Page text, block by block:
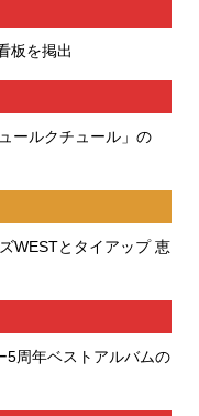
板を掲出
ールクチュール」の
WESTとタイアップ 恵
5周年ベストアルバムの